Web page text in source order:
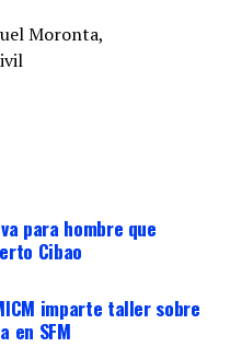
Moronta,
para hombre que
Cibao
imparte taller sobre
en SFM